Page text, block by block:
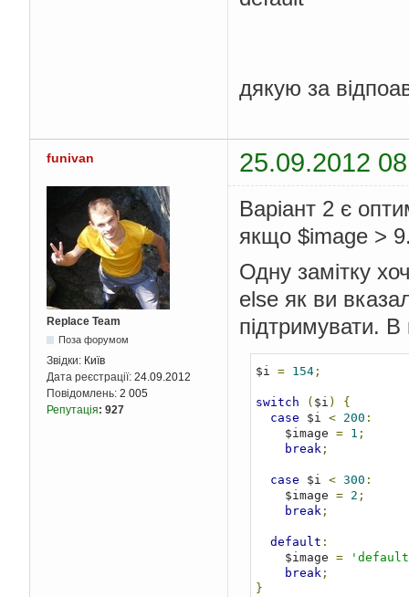
дякую за
funivan 25.09.2012
Replace Team
Поза форумом
Звідки: Київ
Дата реєстрації: 24.09.2012
Повідомлень: 2 005
Репутація: 927
Варіант 2 є
якщо $image >
Одну замітку
else як ви
підтримувати.
$i = 154;
switch ( $i )
{
case $i < 200 :
    $image
= 1 ;
break ;
case $i < 300 :
    $image
= 2 ;
break ;
default :
    $image
=
break ;
}